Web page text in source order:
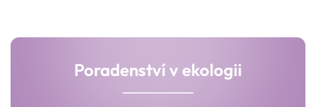
Poradenství v ekologii